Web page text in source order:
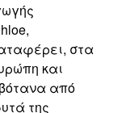
στα
και
από
της